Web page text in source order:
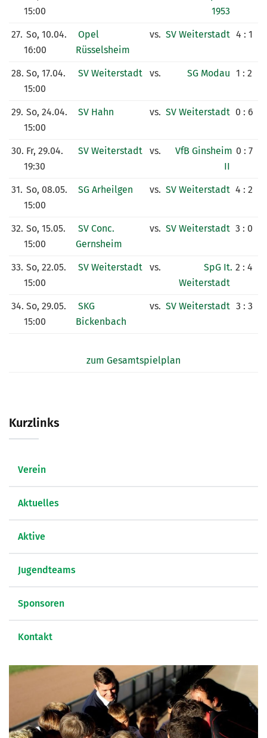
15:00
1953
27. So, 10.04.
16:00
Opel
Rüsselsheim
vs. SV Weiterstadt 4 : 1
28. So, 17.04.
15:00
SV Weiterstadt vs. SG Modau 1 : 2
29. So, 24.04.
15:00
SV Hahn vs. SV Weiterstadt 0 : 6
30. Fr, 29.04.
19:30
SV Weiterstadt vs.
VfB Ginsheim
II
0 : 7
31. So, 08.05.
15:00
SG Arheilgen vs. SV Weiterstadt 4 : 2
32. So, 15.05.
15:00
SV Conc.
Gernsheim
vs. SV Weiterstadt 3 : 0
33. So, 22.05.
15:00
SV Weiterstadt vs.
SpG It.
Weiterstadt
2 : 4
34. So, 29.05.
15:00
SKG
Bickenbach
vs. SV Weiterstadt 3 : 3
zum Gesamtspielplan
Kurzlinks
Verein
Aktuelles
Aktive
Jugendteams
Sponsoren
Kontakt